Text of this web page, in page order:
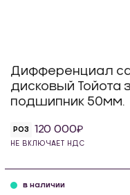
Дифференциал
дисковый Тойота
подшипник 50мм.
РОЗ 120 000
НЕ ВКЛЮЧАЕТ НДС
в наличии